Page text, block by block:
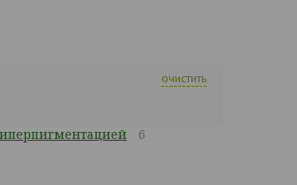
очистить
6